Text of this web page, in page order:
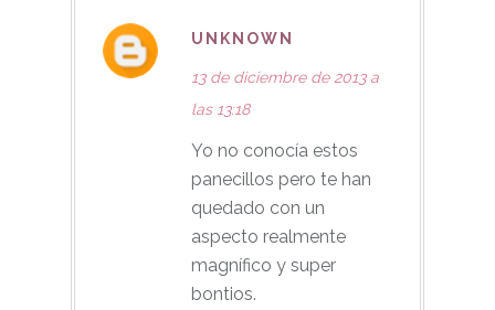
UNKNOWN
13 de diciembre de 2013 a
las 13:18
Yo no conocía estos
panecillos pero te han
quedado con un
aspecto realmente
magnífico y super
bontios.